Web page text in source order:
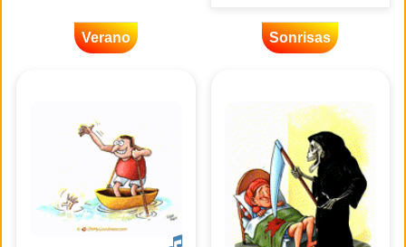
Verano Sonrisas